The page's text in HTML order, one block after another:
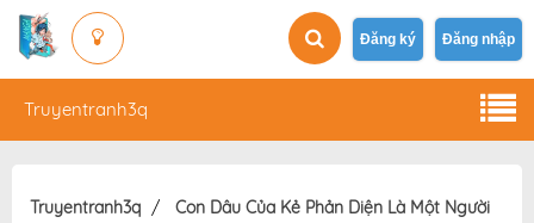
Đăng ký Đăng nhập
Truyentranh3q
Truyentranh3q
Con Dâu Của Kẻ Phản Diện Là Một Người